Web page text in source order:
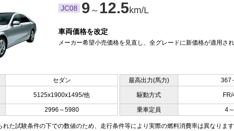
JC08 9 ～ 12.5km/L
車両価格を改定
メーカー希望小売価格を見直し、全グレードに新価格が適用さ
セダン 最高出力(馬力)
367
5125x1900x1495/他 駆動方式
2996～5980 乗車定員 4
た試験条件の下での数値のため、走行条件等により実際の燃料消費率は異なります